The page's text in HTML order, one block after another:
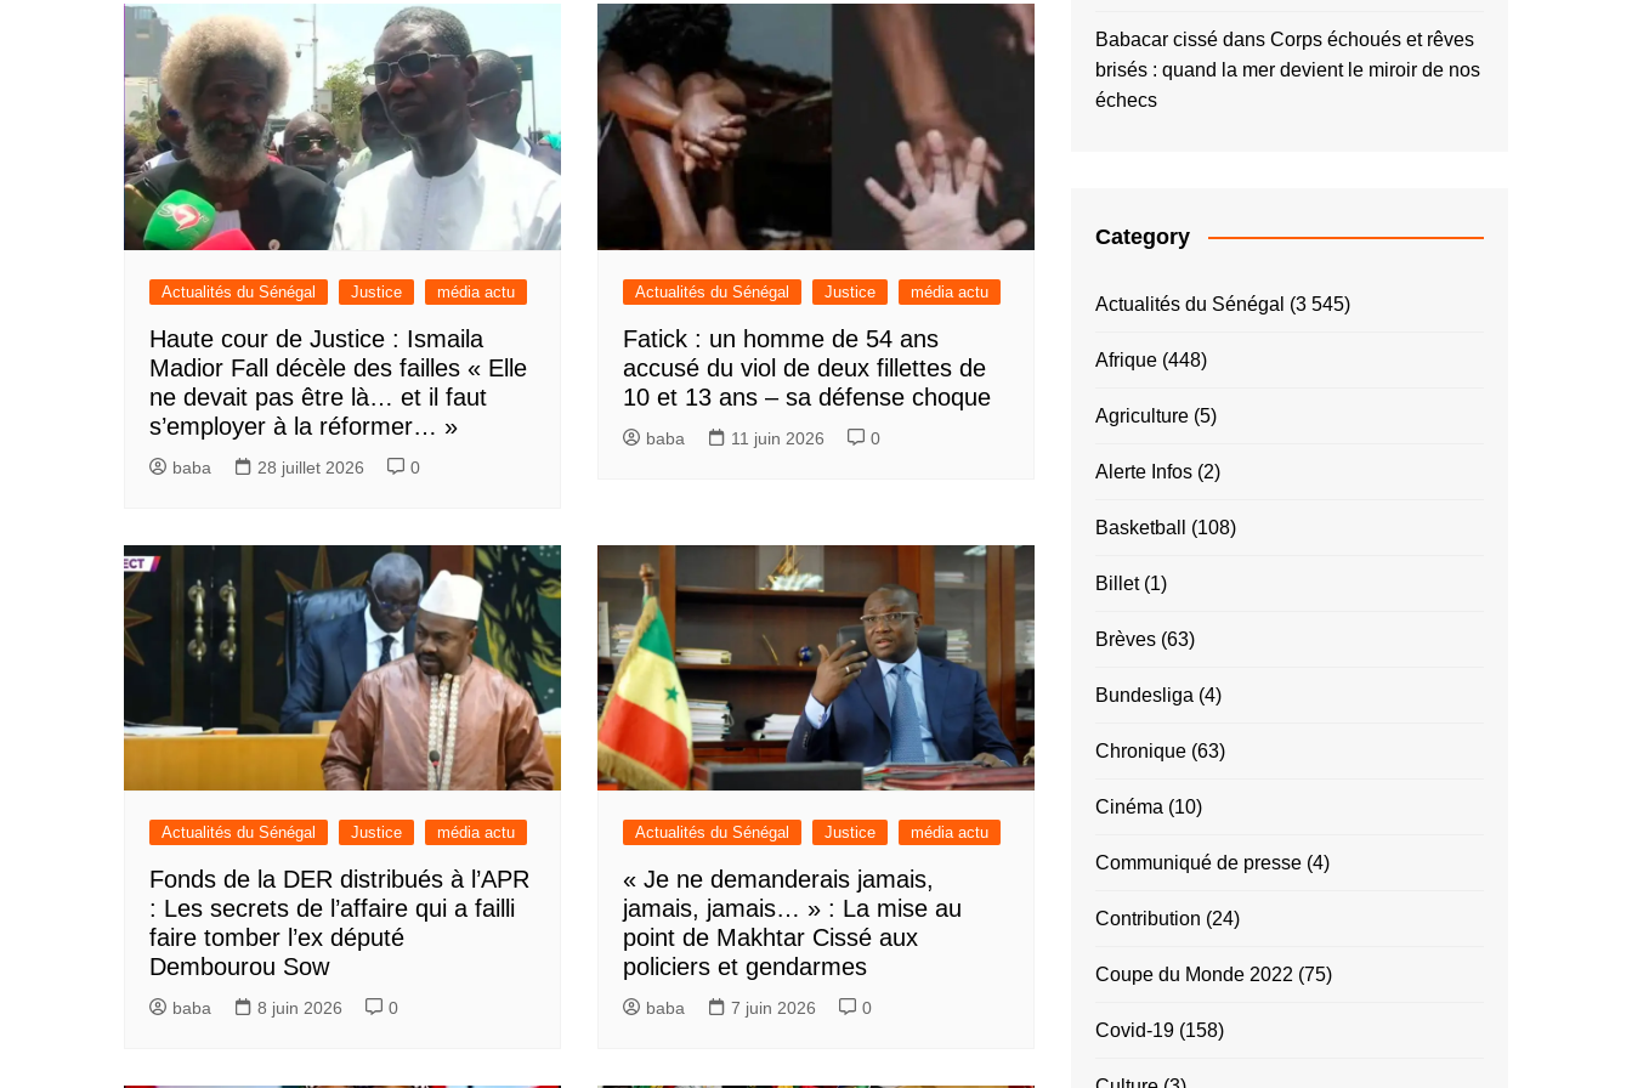
Actualités du Sénégal Justice média actu
Haute cour de Justice : Ismaila
Madior Fall décèle des failles « Elle
ne devait pas être là… et il faut
s’employer à la réformer… »
baba 28 juillet 2026 0
Actualités du Sénégal Justice média actu
Fatick : un homme de 54 ans
accusé du viol de deux fillettes de
10 et 13 ans – sa défense choque
baba 11 juin 2026 0
Actualités du Sénégal Justice média actu
Fonds de la DER distribués à l’APR
: Les secrets de l’affaire qui a failli
faire tomber l’ex député
Dembourou Sow
baba 8 juin 2026 0
Actualités du Sénégal Justice média actu
« Je ne demanderais jamais,
jamais, jamais… » : La mise au
point de Makhtar Cissé aux
policiers et gendarmes
baba 7 juin 2026 0
Babacar cissé dans Corps échoués et rêves
brisés : quand la mer devient le miroir de nos
échecs
Category
Actualités du Sénégal (3 545)
Afrique (448)
Agriculture (5)
Alerte Infos (2)
Basketball (108)
Billet(1)
Brèves (63)
Bundesliga (4)
Chronique (63)
Cinéma (10)
Communiqué de presse (4)
Contribution (24)
Coupe du Monde 2022 (75)
Covid-19 (158)